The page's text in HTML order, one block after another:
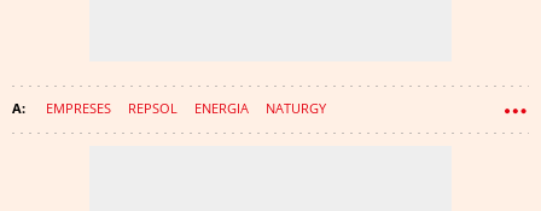
EMPRESES REPSOL ENERGIA NATURGY